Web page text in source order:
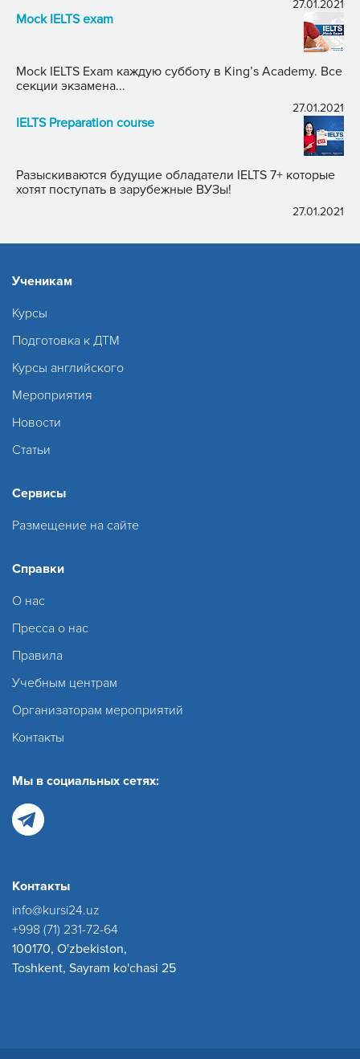
27.01.2021
Mock IELTS exam
Mock IELTS Exam каждую субботу в King’s Academy. Все
секции экзамена...
27.01.2021
IELTS Preparation course
Разыскиваются будущие обладатели IELTS 7+ которые
хотят поступать в зарубежные ВУЗы!
27.01.2021
Ученикам
Курсы
Подготовка к ДТМ
Курсы английского
Мероприятия
Новости
Статьи
Сервисы
Размещение на сайте
Справки
О нас
Пресса о нас
Правила
Учебным центрам
Организаторам мероприятий
Контакты
Мы в социальных сетях:
Контакты
info@kursi24.uz
+998 (71) 231-72-64
100170, O'zbekiston,
Toshkent, Sayram ko'chasi 25